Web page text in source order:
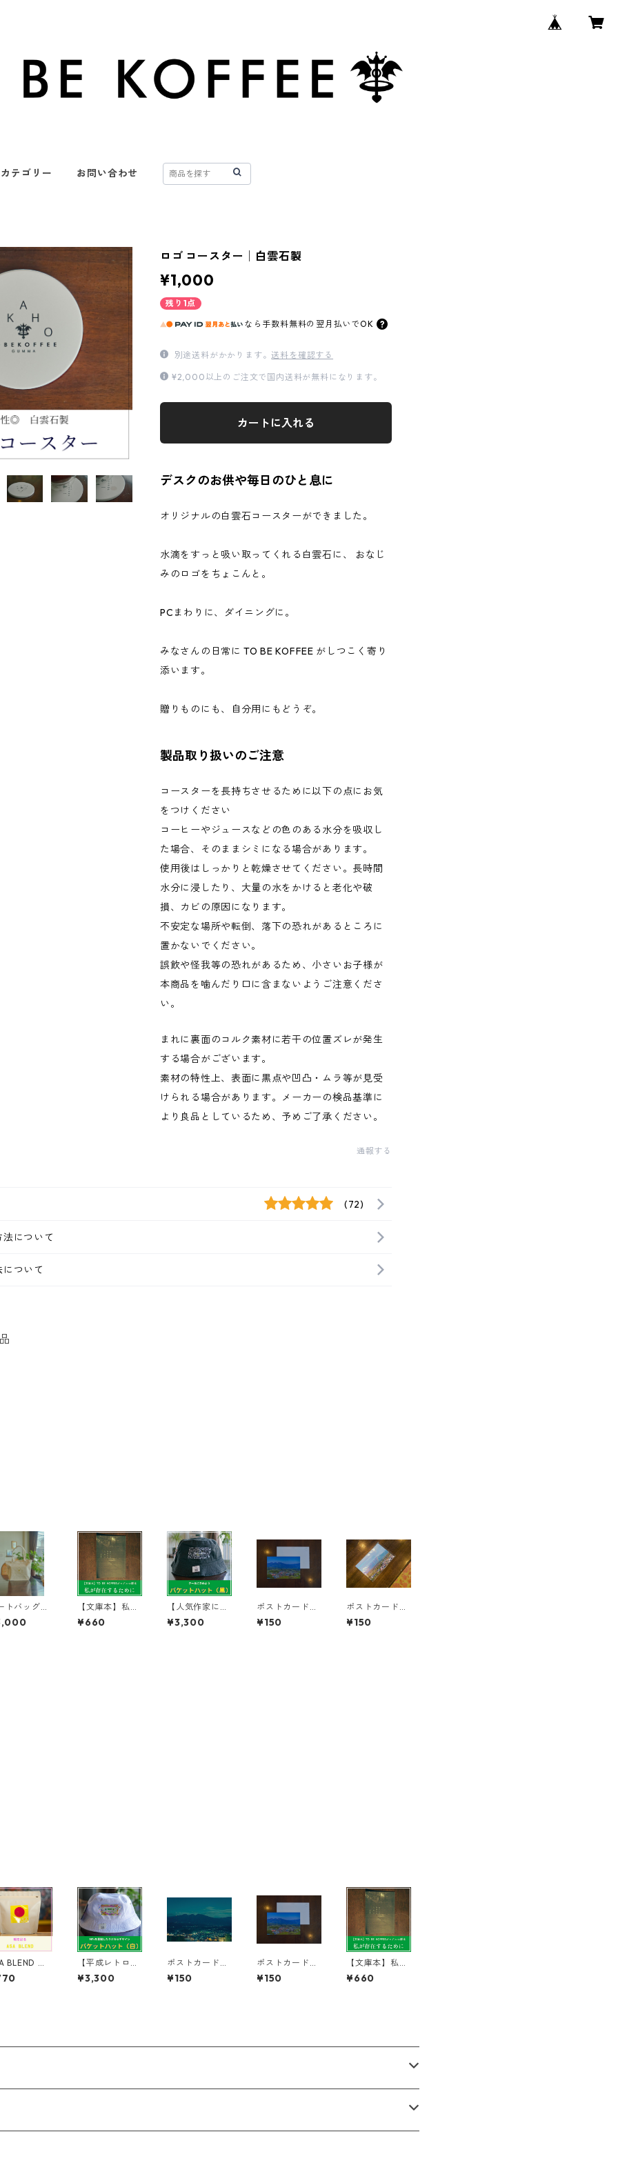
カテゴリー お問い合わせ
ロゴ コースター│白雲石製
¥1,000
残り1点
なら 手数料無料の 翌月払いでOK
別途送料がかかります。送料を確認する
¥2,000以上のご注文で国内送料が無料になります。
カートに入れる
デスクのお供や毎日のひと息に
オリジナルの白雲石コースターができました。
水滴をすっと吸い取ってくれる白雲石に、 おなじ
みのロゴをちょこんと。
PCまわりに、ダイニングに。
みなさんの日常に TO BE KOFFEE がしつこく寄り
添います。
贈りものにも、自分用にもどうぞ。
製品取り扱いのご注意
コースターを長持ちさせるために以下の点にお気
をつけください
コーヒーやジュースなどの色のある水分を吸収し
た場合、そのままシミになる場合があります。
使用後はしっかりと乾燥させてください。長時間
水分に浸したり、大量の水をかけると老化や破
損、カビの原因になります。
不安定な場所や転倒、落下の恐れがあるところに
置かないでください。
誤飲や怪我等の恐れがあるため、小さいお子様が
本商品を噛んだり口に含まないようご注意くださ
い。
まれに裏面のコルク素材に若干の位置ズレが発生
する場合がございます。
素材の特性上、表面に黒点や凹凸・ムラ等が見受
けられる場合があります。メーカーの検品基準に
より良品としているため、予めご了承ください。
通報する
(72)
について
ついて
トバッグ
ンバス生地
【文庫本】私が
存在するために
¥660
【人気作家によ
るデザイン】バ
ケットハット
¥3,300
ポストカード
（伊香保の初
夏）１枚
¥150
ポストカード
（小野子山に架
かる虹）１枚
¥150
BLEND │
ラム
【平成レトロデ
ザイン】バケッ
トハット（白）
¥3,300
ポストカード
（伊香保の夜
景）１枚
¥150
ポストカード
（伊香保の初
夏）１枚
¥150
【文庫本】私が
存在するために
¥660